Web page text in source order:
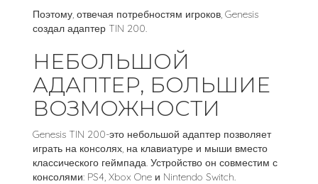
Поэтому, отвечая потребностям игроков, Genesis
создал адаптер TIN 200.
НЕБОЛЬШОЙ
АДАПТЕР, БОЛЬШИЕ
ВОЗМОЖНОСТИ
Genesis TIN 200-это небольшой адаптер позволяет
играть на консолях, на клавиатуре и мыши вместо
классического геймпада. Устройство он совместим с
консолями: PS4, Xbox One и Nintendo Switch.